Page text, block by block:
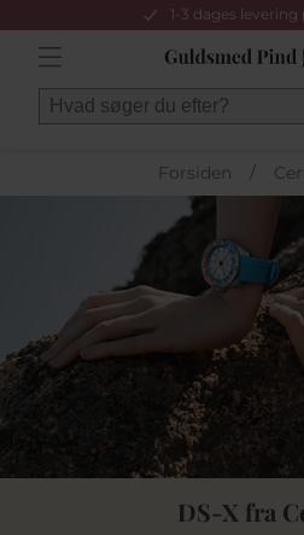
1-3 dages
Forsiden /
DS-X fra